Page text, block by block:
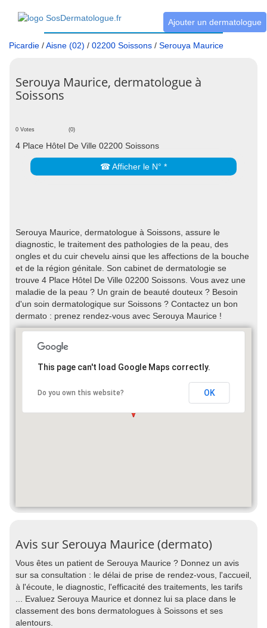
Ajouter un dermatologue
Picardie /Aisne (02) / 02200 Soissons / Serouya Maurice
Serouya Maurice, dermatologue à
Soissons
0 Votes (0)
4 Place Hôtel De Ville 02200 Soissons
☎ Afficher le N° *
Serouya Maurice, dermatologue à Soissons, assure le
diagnostic, le traitement des pathologies de la peau, des
ongles et du cuir chevelu ainsi que les affections de la bouche
et de la région génitale. Son cabinet de dermatologie se
trouve 4 Place Hôtel De Ville 02200 Soissons. Vous avez une
maladie de la peau ? Un grain de beauté douteux ? Besoin
d'un soin dermatologique sur Soissons ? Contactez un bon
dermato : prenez rendez-vous avec Serouya Maurice !
This page can't load Google Maps correctly.
Do you own this website? OK
Avis sur Serouya Maurice (dermato)
Vous êtes un patient de Serouya Maurice ? Donnez un avis
sur sa consultation : le délai de prise de rendez-vous, l'accueil,
à l'écoute, le diagnostic, l'efficacité des traitements, les tarifs
... Evaluez Serouya Maurice et donnez lui sa place dans le
classement des bons dermatologues à Soissons et ses
alentours.